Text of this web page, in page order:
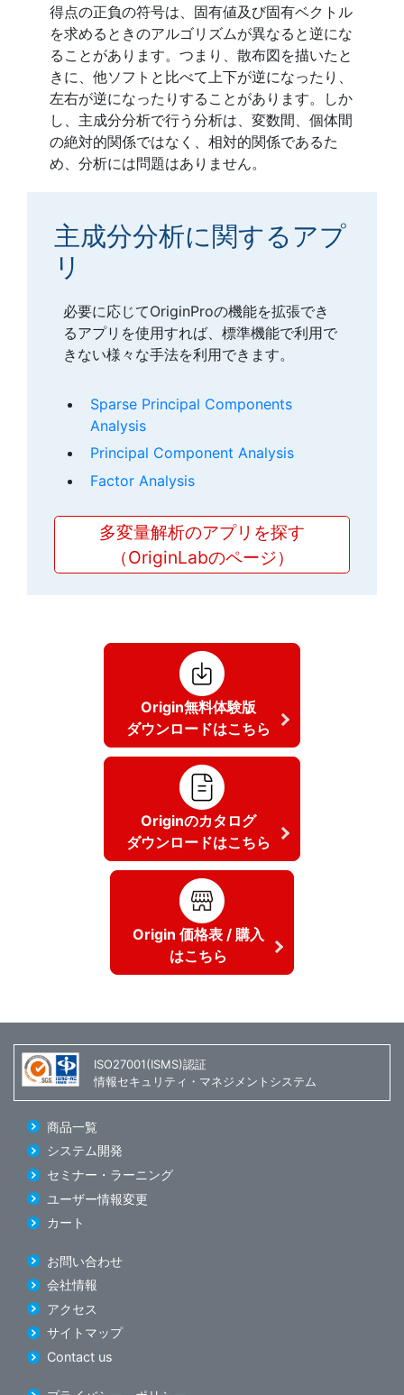
得点の正負の符号は、固有値及び固有ベクトル
を求めるときのアルゴリズムが異なると逆にな
ることがあります。つまり、散布図を描いたと
きに、他ソフトと比べて上下が逆になったり、
左右が逆になったりすることがあります。しか
し、主成分分析で行う分析は、変数間、個体間
の絶対的関係ではなく、相対的関係であるた
め、分析には問題はありません。
主成分分析に関するアプ
リ
必要に応じてOriginProの機能を拡張でき
るアプリを使用すれば、標準機能で利用で
きない様々な手法を利用できます。
Sparse Principal Components
Analysis
Principal Component Analysis
Factor Analysis
多変量解析のアプリを探す
（OriginLabのページ）
Origin無料体験版
ダウンロードはこちら
Originのカタログ
ダウンロードはこちら
Origin 価格表 / 購入
はこちら
ISO27001(ISMS)認証
情報セキュリティ・マネジメントシステム
商品一覧
システム開発
セミナー・ラーニング
ユーザー情報変更
カート
お問い合わせ
会社情報
アクセス
サイトマップ
Contact us